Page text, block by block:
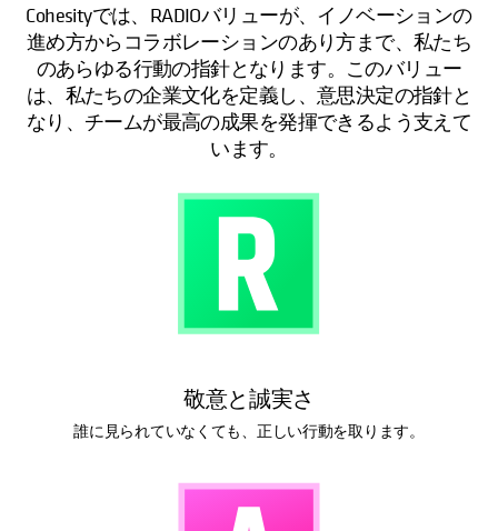
Cohesityでは、RADIOバリューが、イノベーションの
進め方からコラボレーションのあり方まで、私たち
のあらゆる行動の指針となります。このバリュー
は、私たちの企業文化を定義し、意思決定の指針と
なり、チームが最高の成果を発揮できるよう支えて
います。
敬意と誠実さ
誰に見られていなくても、正しい行動を取ります。